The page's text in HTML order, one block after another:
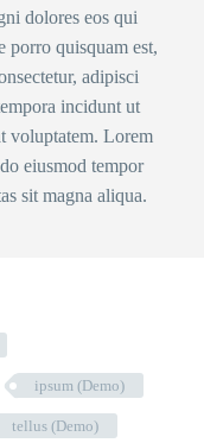
dolores eos qui
porro quisquam est,
adipisci
incidunt ut
voluptatem. Lorem
eiusmod tempor
sit magna aliqua.
ipsum (Demo)
tellus (Demo)